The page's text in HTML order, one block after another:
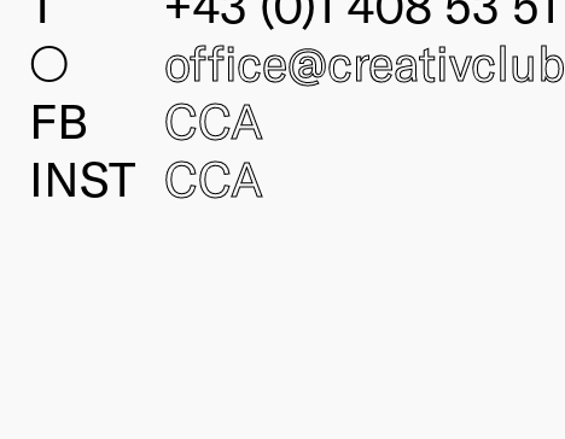
○
office@creativclub
FB
CCA
INST CCA